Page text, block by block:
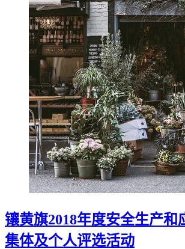
镶黄旗2018年度安全生产和
集体及个人评选活动